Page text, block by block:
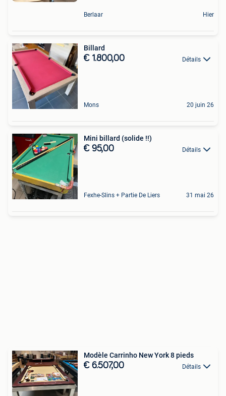
Berlaar Hier
Billard
€ 1.800,00 Détails
Mons 20 juin 26
Mini billard (solide !!)
€ 95,00 Détails
Fexhe-Slins + Partie De Liers 31 mai 26
Modèle Carrinho New York 8 pieds
€ 6.507,00 Détails